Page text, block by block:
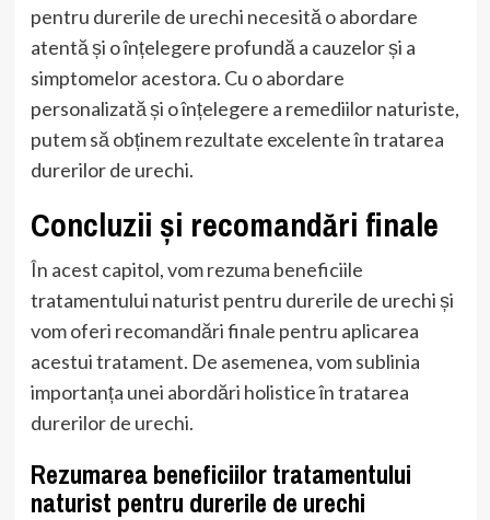
pentru durerile de urechi necesită o abordare
atentă și o înțelegere profundă a cauzelor și a
simptomelor acestora. Cu o abordare
personalizată și o înțelegere a remediilor naturiste,
putem să obținem rezultate excelente în tratarea
durerilor de urechi.
Concluzii și recomandări finale
În acest capitol, vom rezuma beneficiile
tratamentului naturist pentru durerile de urechi și
vom oferi recomandări finale pentru aplicarea
acestui tratament. De asemenea, vom sublinia
importanța unei abordări holistice în tratarea
durerilor de urechi.
Rezumarea beneficiilor tratamentului
naturist pentru durerile de urechi